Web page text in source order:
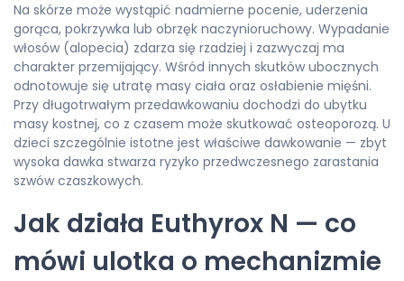
Na skórze może wystąpić nadmierne pocenie, uderzenia
gorąca, pokrzywka lub obrzęk naczynioruchowy. Wypadanie
włosów (alopecia) zdarza się rzadziej i zazwyczaj ma
charakter przemijający. Wśród innych skutków ubocznych
odnotowuje się utratę masy ciała oraz osłabienie mięśni.
Przy długotrwałym przedawkowaniu dochodzi do ubytku
masy kostnej, co z czasem może skutkować osteoporozą. U
dzieci szczególnie istotne jest właściwe dawkowanie — zbyt
wysoka dawka stwarza ryzyko przedwczesnego zarastania
szwów czaszkowych.
Jak działa Euthyrox N — co
mówi ulotka o mechanizmie